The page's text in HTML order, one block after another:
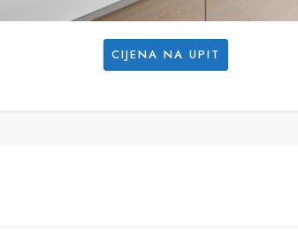
CIJENA NA UPIT